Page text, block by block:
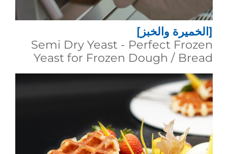
[الخميرة والخبز]
Semi Dry Yeast - Perfect Frozen
Yeast for Frozen Dough / Bread